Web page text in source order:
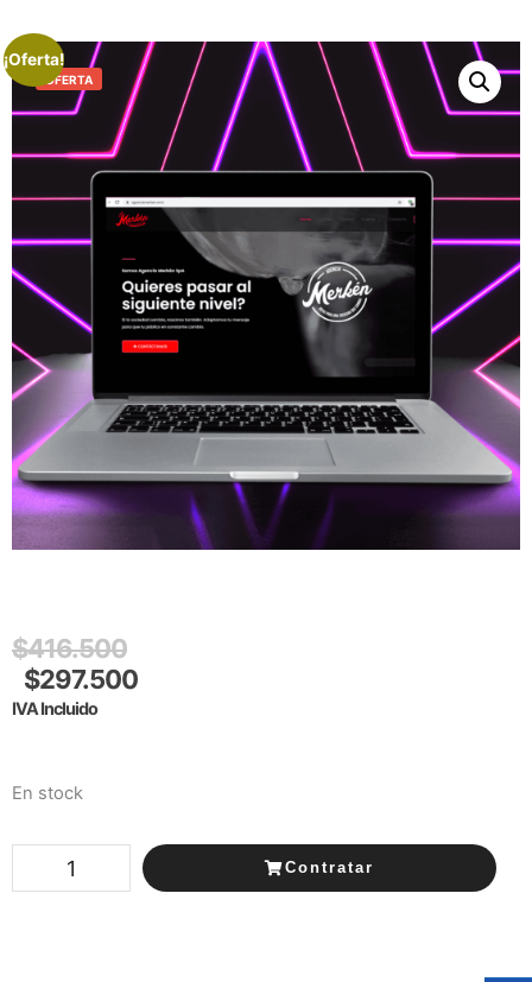
¡Oferta!
OFERTA
$416.500
$297.500
IVA Incluido
En stock
Contratar